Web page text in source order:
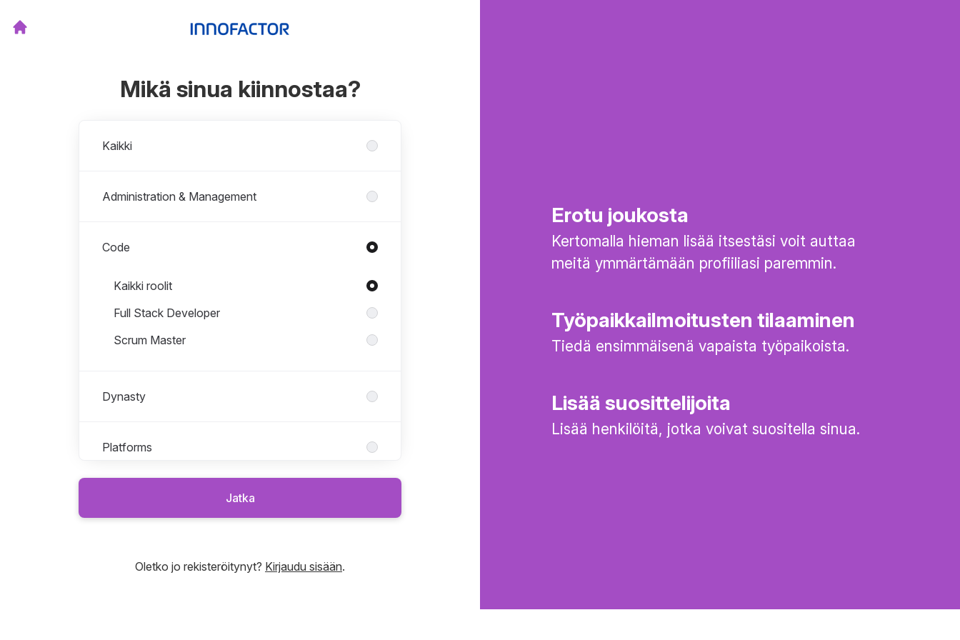
Mikä sinua kiinnostaa?
Kaikki
Administration & Management
Code
Roolit osastossa Code
Kaikki roolit
Full Stack Developer
Scrum Master
Dynasty
Platforms
Jatka
Oletko jo rekisteröitynyt? Kirjaudu sisään.
Erotu joukosta
Kertomalla hieman lisää itsestäsi voit auttaa
meitä ymmärtämään profiiliasi paremmin.
Työpaikkailmoitusten tilaaminen
Tiedä ensimmäisenä vapaista työpaikoista.
Lisää suosittelijoita
Lisää henkilöitä, jotka voivat suositella sinua.